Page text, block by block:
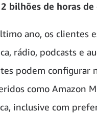
2 bilhões de horas
ano, os clientes
rádio, podcasts e
podem configurar
como Amazon
inclusive com